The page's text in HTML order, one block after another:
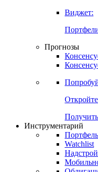
Виджет:
Прогнозы
Инструментарий
Портфель
Watchlist